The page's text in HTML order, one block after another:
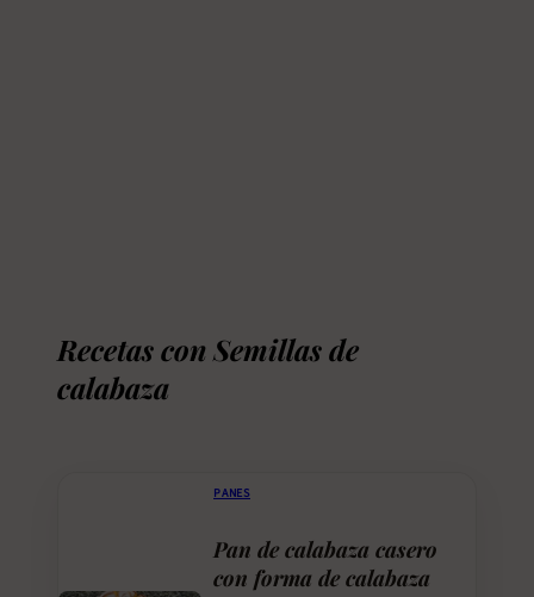
Recetas con Semillas de
calabaza
PANES
Pan de calabaza casero
con forma de calabaza